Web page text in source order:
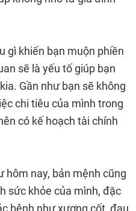
gì khiến bạn muộn phiền
sẽ là yếu tố giúp bạn
Gần như bạn sẽ không
chi tiêu của mình trong
có kế hoạch tài chính
hôm nay, bản mệnh cũng
sức khỏe của mình, đặc
bệnh như xương cốt, đau